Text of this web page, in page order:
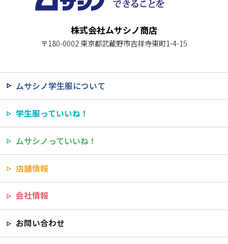
株式会社ムサシノ商店
〒180-0002 東京都武蔵野市吉祥寺東町1-4-15
ムサシノ学生服について
学生服っていいね！
ムサシノっていいね！
店舗情報
会社情報
お問い合わせ